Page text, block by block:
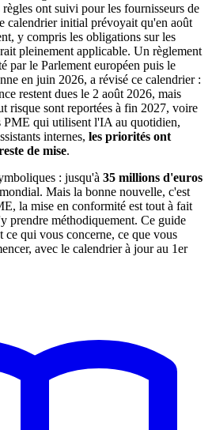
ont suivi pour les fournisseurs de
calendrier initial prévoyait qu'en août
y compris les obligations sur les
pleinement applicable. Un règlement
par le Parlement européen puis le
en juin 2026, a révisé ce calendrier :
restent dues le 2 août 2026, mais
risque sont reportées à fin 2027, voire
PME qui utilisent l'IA au quotidien,
internes, les priorités ont
de mise.
: jusqu'à 35 millions d'euros
Mais la bonne nouvelle, c'est
la mise en conformité est tout à fait
prendre méthodiquement. Ce guide
ce qui vous concerne, ce que vous
avec le calendrier à jour au 1er